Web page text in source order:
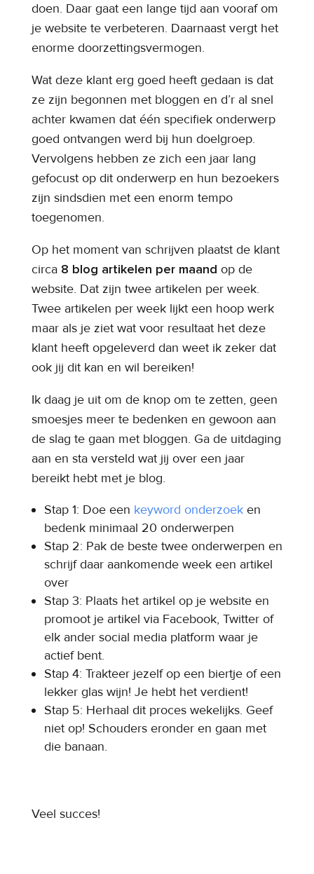
doen. Daar gaat een lange tijd aan vooraf om
je website te verbeteren. Daarnaast vergt het
enorme doorzettingsvermogen.
Wat deze klant erg goed heeft gedaan is dat
ze zijn begonnen met bloggen en d’r al snel
achter kwamen dat één specifiek onderwerp
goed ontvangen werd bij hun doelgroep.
Vervolgens hebben ze zich een jaar lang
gefocust op dit onderwerp en hun bezoekers
zijn sindsdien met een enorm tempo
toegenomen.
Op het moment van schrijven plaatst de klant
circa 8 blog artikelen per maand op de
website. Dat zijn twee artikelen per week.
Twee artikelen per week lijkt een hoop werk
maar als je ziet wat voor resultaat het deze
klant heeft opgeleverd dan weet ik zeker dat
ook jij dit kan en wil bereiken!
Ik daag je uit om de knop om te zetten, geen
smoesjes meer te bedenken en gewoon aan
de slag te gaan met bloggen. Ga de uitdaging
aan en sta versteld wat jij over een jaar
bereikt hebt met je blog.
Stap 1: Doe een keyword onderzoeken
bedenk minimaal 20 onderwerpen
Stap 2: Pak de beste twee onderwerpen en
schrijf daar aankomende week een artikel
over
Stap 3: Plaats het artikel op je website en
promoot je artikel via Facebook, Twitter of
elk ander social media platform waar je
actief bent.
Stap 4: Trakteer jezelf op een biertje of een
lekker glas wijn! Je hebt het verdient!
Stap 5: Herhaal dit proces wekelijks. Geef
niet op! Schouders eronder en gaan met
die banaan.
Veel succes!